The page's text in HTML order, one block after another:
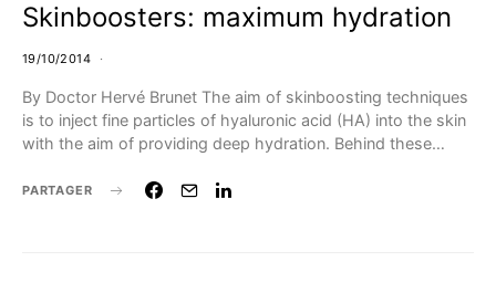
Skinboosters: maximum hydration
19/10/2014
By Doctor Hervé Brunet The aim of skinboosting techniques
is to inject fine particles of hyaluronic acid (HA) into the skin
with the aim of providing deep hydration. Behind these…
PARTAGER